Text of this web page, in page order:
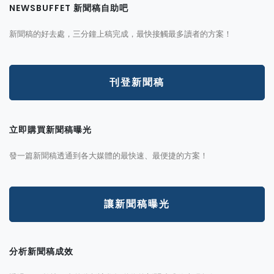
NEWSBUFFET 新聞稿自助吧
新聞稿的好去處，三分鐘上稿完成，最快接觸最多讀者的方案！
刊登新聞稿
立即購買新聞稿曝光
發一篇新聞稿透通到各大媒體的最快速、最便捷的方案！
讓新聞稿曝光
分析新聞稿成效